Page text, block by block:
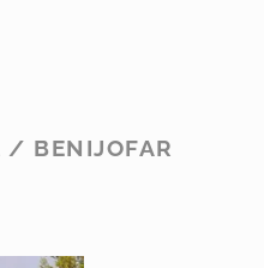
/ BENIJOFAR